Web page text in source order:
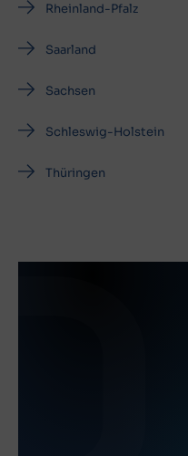
Rheinland-Pfalz
Saarland
Sachsen
Schleswig-Holstein
Thüringen